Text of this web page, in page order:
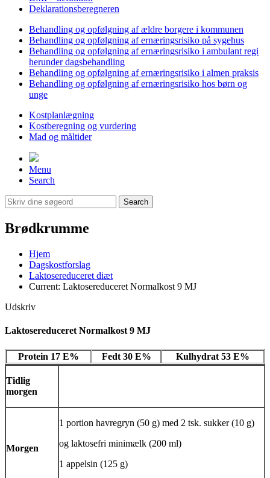
Deklarationsberegneren
Behandling og opfølgning af ældre borgere i kommunen
Behandling og opfølgning af ernæringsrisiko på sygehus
Behandling og opfølgning af ernæringsrisiko i ambulant regi
herunder dagsbehandling
Behandling og opfølgning af ernæringsrisiko i almen praksis
Behandling og opfølgning af ernæringsrisiko hos børn og
unge
Kostplanlægning
Kostberegning og vurdering
Mad og måltider
Menu
Search
Search
Brødkrumme
Hjem
Dagskostforslag
Laktosereduceret diæt
Current: Laktosereduceret Normalkost 9 MJ
Udskriv
Laktosereduceret Normalkost 9 MJ
Protein 17 E% Fedt 30 E% Kulhydrat 53 E%
Tidlig
morgen
Morgen
1 portion havregryn (50 g) med 2 tsk. sukker (10 g)
og laktosefri minimælk (200 ml)
1 appelsin (125 g)